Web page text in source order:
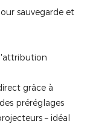
sauvegarde et
grâce à
préréglages
– idéal